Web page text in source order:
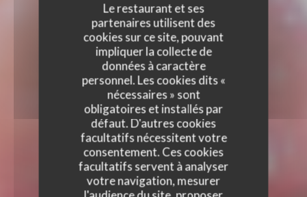
Le restaurant et ses
partenaires utilisent des
cookies sur ce site, pouvant
impliquer la collecte de
données à caractère
personnel. Les cookies dits «
nécessaires » sont
obligatoires et installés par
défaut. D'autres cookies
facultatifs nécessitent votre
consentement. Ces cookies
facultatifs servent à analyser
votre navigation, mesurer